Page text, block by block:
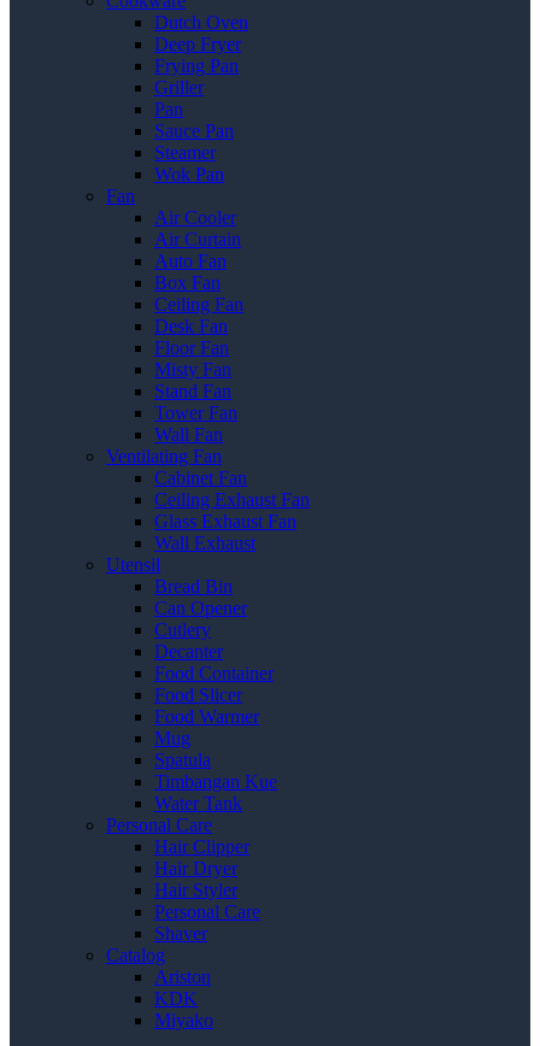
Dutch Oven
Deep Fryer
Frying Pan
Griller
Pan
Sauce Pan
Steamer
Wok Pan
Fan
Air Cooler
Air Curtain
Auto Fan
Box Fan
Ceiling Fan
Desk Fan
Floor Fan
Misty Fan
Stand Fan
Tower Fan
Wall Fan
Ventilating Fan
Cabinet Fan
Ceiling Exhaust Fan
Glass Exhaust Fan
Wall Exhaust
Utensil
Bread Bin
Can Opener
Cutlery
Decanter
Food Container
Food Slicer
Food Warmer
Mug
Spatula
Timbangan Kue
Water Tank
Personal Care
Hair Clipper
Hair Dryer
Hair Styler
Personal Care
Shaver
Catalog
Ariston
KDK
Miyako